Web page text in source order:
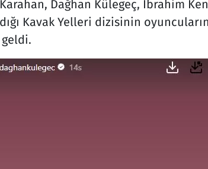
Dağhan Külegeç, İbrahim
Kavak Yelleri dizisinin